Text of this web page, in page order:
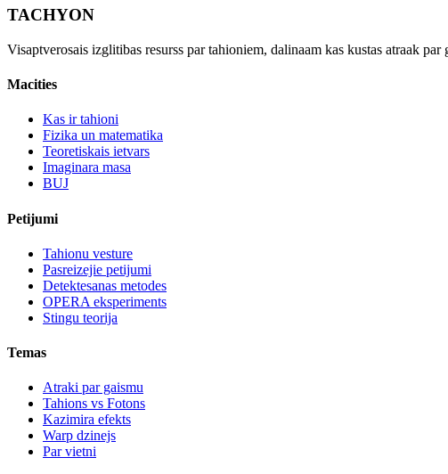
TACHYON
Visaptverosais izglitibas resurss par tahioniem, dalinaam kas kustas atraak
Macities
Kas ir tahioni
Fizika un matematika
Teoretiskais ietvars
Imaginara masa
BUJ
Petijumi
Tahionu vesture
Pasreizejie petijumi
Detektesanas metodes
OPERA eksperiments
Stingu teorija
Temas
Atraki par gaismu
Tahions vs Fotons
Kazimira efekts
Warp dzinejs
Par vietni